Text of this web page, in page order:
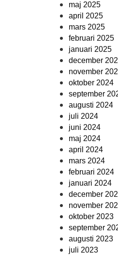
maj 2025
april 2025
mars 2025
februari 2025
januari 2025
december
november
oktober 2024
september
augusti 2024
juli 2024
juni 2024
maj 2024
april 2024
mars 2024
februari 2024
januari 2024
december
november
oktober 2023
september
augusti 2023
juli 2023